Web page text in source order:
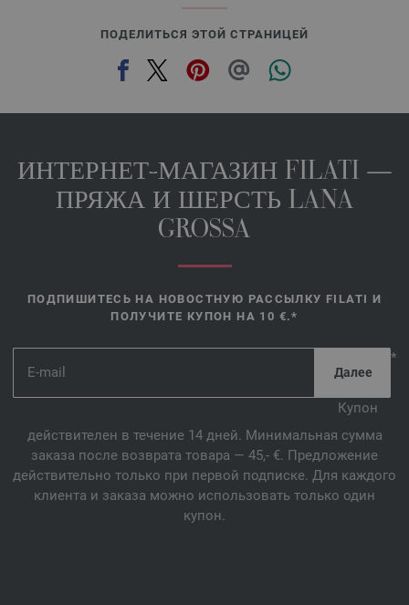
ПОДЕЛИТЬСЯ ЭТОЙ СТРАНИЦЕЙ
ИНТЕРНЕТ-МАГАЗИН FILATI —
ПРЯЖА И ШЕРСТЬ LANA
GROSSA
ПОДПИШИТЕСЬ НА НОВОСТНУЮ РАССЫЛКУ FILATI И
ПОЛУЧИТЕ КУПОН НА 10 €.*
*
Купон
действителен в течение 14 дней. Минимальная сумма
заказа после возврата товара — 45,- €. Предложение
действительно только при первой подписке. Для каждого
клиента и заказа можно использовать только один
купон.